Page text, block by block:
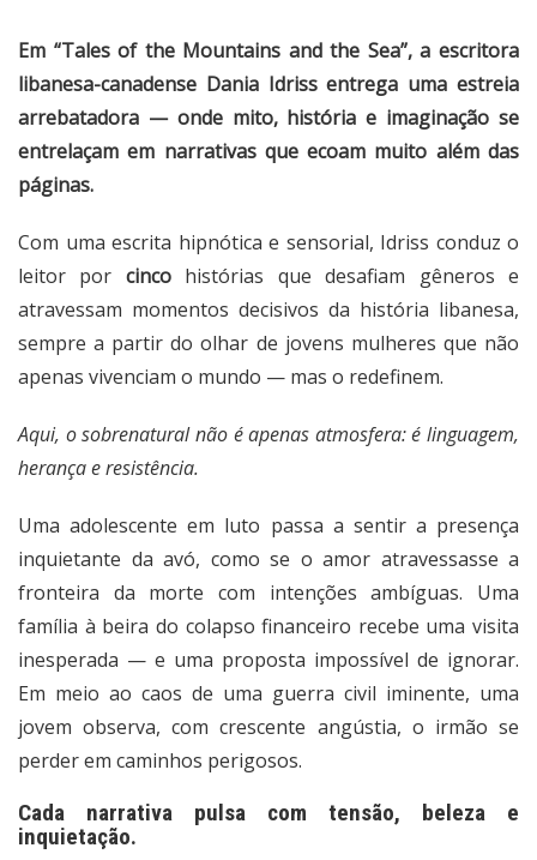
Em “Tales of the Mountains and the Sea”, a escritora
libanesa-canadense Dania Idrissentrega uma estreia
arrebatadora — onde mito, história e imaginação se
entrelaçam em narrativas que ecoam muito além das
páginas.
Com uma escrita hipnótica e sensorial, Idriss conduz o
leitor por cincohistórias que desafiam gêneros e
atravessam momentos decisivos da história libanesa,
sempre a partir do olhar de jovens mulheres que não
apenas vivenciam o mundo — mas o redefinem.
Aqui, o sobrenatural não é apenas atmosfera: é linguagem,
herança e resistência.
Uma adolescente em luto passa a sentir a presença
inquietante da avó, como se o amor atravessasse a
fronteira da morte com intenções ambíguas. Uma
família à beira do colapso financeiro recebe uma visita
inesperada — e uma proposta impossível de ignorar.
Em meio ao caos de uma guerra civil iminente, uma
jovem observa, com crescente angústia, o irmão se
perder em caminhos perigosos.
Cada narrativa pulsa com tensão, beleza e
inquietação.